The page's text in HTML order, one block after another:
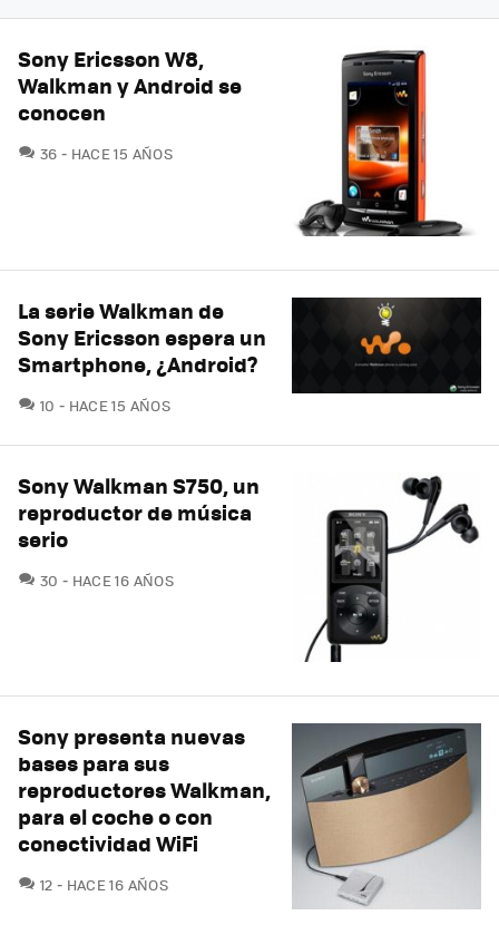
Sony Ericsson W8,
Walkman y Android se
conocen
36 COMENTARIOS
HACE 15 AÑOS
La serie Walkman de
Sony Ericsson espera un
Smartphone, ¿Android?
10 COMENTARIOS
HACE 15 AÑOS
Sony Walkman S750, un
reproductor de música
serio
30 COMENTARIOS
HACE 16 AÑOS
Sony presenta nuevas
bases para sus
reproductores Walkman,
para el coche o con
conectividad WiFi
12 COMENTARIOS
HACE 16 AÑOS